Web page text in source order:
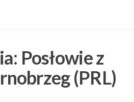
Posłowie z
(PRL)